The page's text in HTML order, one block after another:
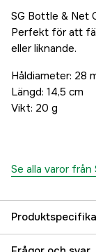
SG Bottle & Net
Perfekt för att
eller liknande.
Håldiameter: 28
Längd: 14,5 cm
Vikt: 20 g
Se alla varor från
Referensnummer